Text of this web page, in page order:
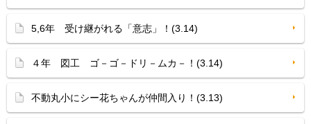
5,6年 受け継がれる「意志」！(3.14)
４年 図工 ゴ－ゴ－ドリ－ムカ－！(3.14)
不動丸小にシー花ちゃんが仲間入り！(3.13)